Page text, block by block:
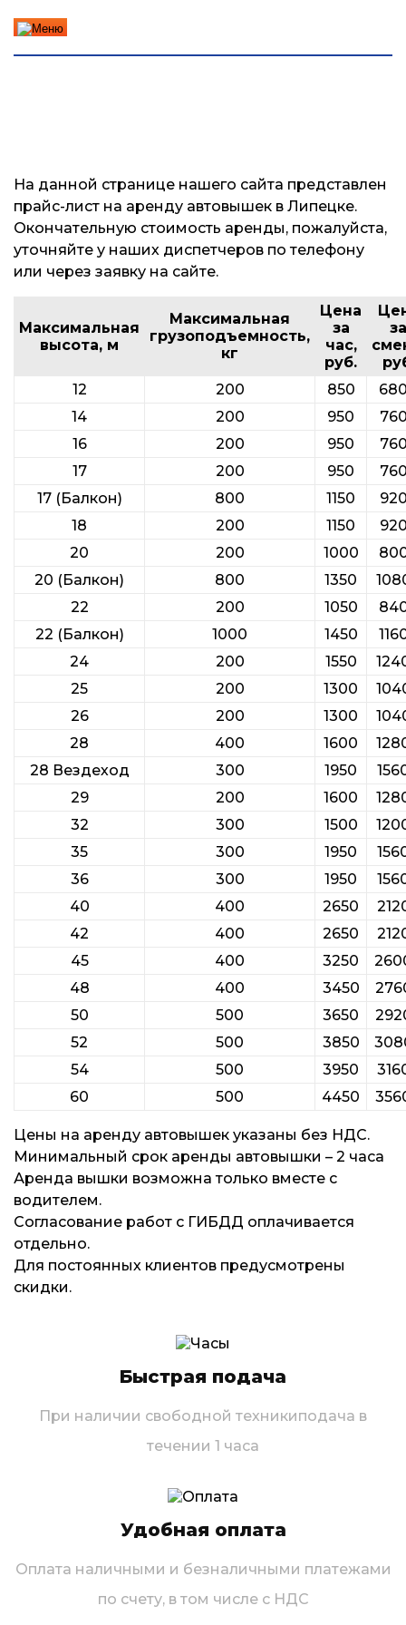
На данной странице нашего сайта представлен
прайс-лист на аренду автовышек в Липецке.
Окончательную стоимость аренды, пожалуйста,
уточняйте у наших диспетчеров по телефону
или через заявку на сайте.
Максимальная
высота, м
Максимальная
грузоподъемность,
кг
Цена
за
час,
руб.
за
12
200 850
14
200 950
16
200 950
17
200 950
17 (Балкон)
800 1150
18
200 1150
20
200 1000
20 (Балкон)
800 1350
22
200 1050
22 (Балкон)
1000 1450
24
200 1550
25
200 1300
26
200 1300
28
400 1600
28 Вездеход
300 1950
29
200 1600
32
300 1500
35
300 1950
36
300 1950
40
400 2650
42
400 2650
45
400 3250
48
400 3450
50
500 3650
52
500 3850
54
500 3950
60
500 4450
Цены на аренду автовышек указаны без НДС.
Минимальный срок аренды автовышки – 2 часа
Аренда вышки возможна только вместе с
водителем.
Согласование работ с ГИБДД оплачивается
отдельно.
Для постоянных клиентов предусмотрены
скидки.
Быстрая подача
При наличии свободной техникиподача в
течении 1 часа
Удобная оплата
Оплата наличными и безналичными платежами
по счету, в том числе с НДС